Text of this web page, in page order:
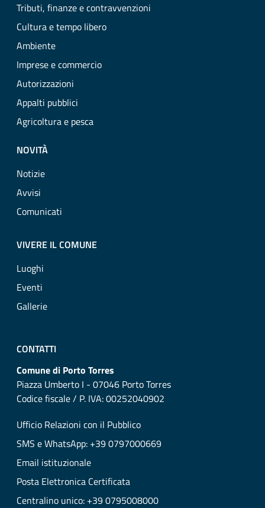
Tributi, finanze e contravvenzioni
Cultura e tempo libero
Ambiente
Imprese e commercio
Autorizzazioni
Appalti pubblici
Agricoltura e pesca
NOVITÀ
Notizie
Avvisi
Comunicati
VIVERE IL COMUNE
Luoghi
Eventi
Gallerie
CONTATTI
Comune di Porto Torres
Piazza Umberto I - 07046 Porto Torres
Codice fiscale / P. IVA: 00252040902
Ufficio Relazioni con il Pubblico
SMS e WhatsApp: +39 0797000669
Email istituzionale
Posta Elettronica Certificata
Centralino unico: +39 0795008000